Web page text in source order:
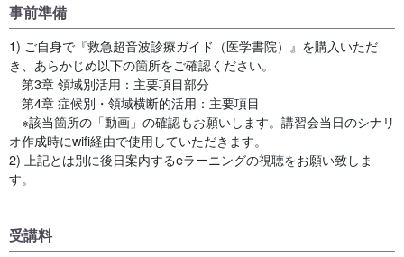
事前準備
1) ご自身で『救急超音波診療ガイド（医学書院）』を購入いただ
き、あらかじめ以下の箇所をご確認ください。
第3章 領域別活用：主要項目部分
第4章 症候別・領域横断的活用：主要項目
※該当箇所の「動画」の確認もお願いします。講習会当日のシナリ
オ作成時にwifi経由で使用していただきます。
2) 上記とは別に後日案内するeラーニングの視聴をお願い致しま
す。
受講料